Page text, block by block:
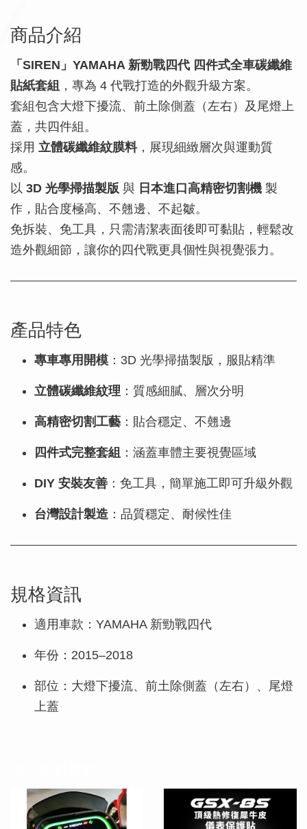
商品介紹
「SIREN」YAMAHA 新勁戰四代 四件式全車碳纖維
貼紙套組 ，專為 4 代戰打造的外觀升級方案。
套組包含大燈下擾流、前土除側蓋（左右）及尾燈上
蓋，共四件組。
採用 立體碳纖維紋膜料，展現細緻層次與運動質
感。
以 3D 光學掃描製版 與 日本進口高精密切割機 製
作，貼合度極高、不翹邊、不起皺。
免拆裝、免工具，只需清潔表面後即可黏貼，輕鬆改
造外觀細節，讓你的四代戰更具個性與視覺張力。
產品特色
專車專用開模 ：3D 光學掃描製版，服貼精準
立體碳纖維紋理 ：質感細膩、層次分明
高精密切割工藝 ：貼合穩定、不翹邊
四件式完整套組 ：涵蓋車體主要視覺區域
DIY 安裝友善 ：免工具，簡單施工即可升級外觀
台灣設計製造 ：品質穩定、耐候性佳
規格資訊
適用車款：YAMAHA 新勁戰四代
年份：2015–2018
部位：大燈下擾流、前土除側蓋（左右）、尾燈
上蓋